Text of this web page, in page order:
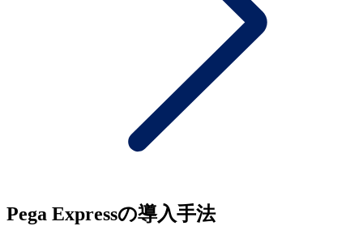
Pega Expressの導入手法